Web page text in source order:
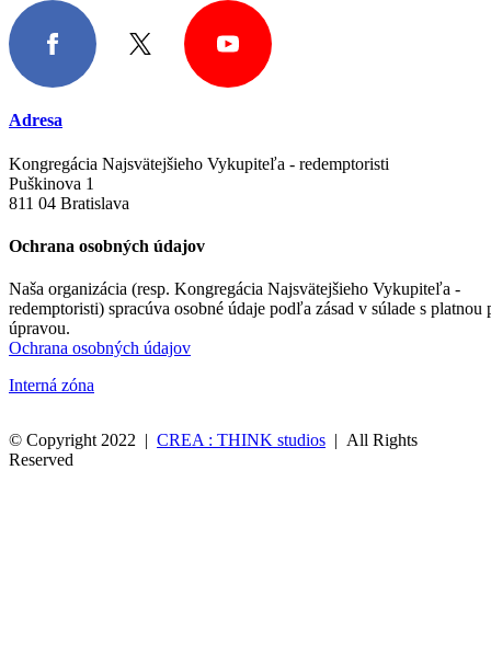
Adresa
Kongregácia Najsvätejšieho Vykupiteľa - redemptoristi
Puškinova 1
811 04 Bratislava
Ochrana osobných údajov
Naša organizácia (resp. Kongregácia Najsvätejšieho Vykupiteľa -
redemptoristi) spracúva osobné údaje podľa zásad v súlade s platnou
úpravou.
Ochrana osobných údajov
Interná zóna
© Copyright 2022 | CREA : THINK studios | All Rights
Reserved